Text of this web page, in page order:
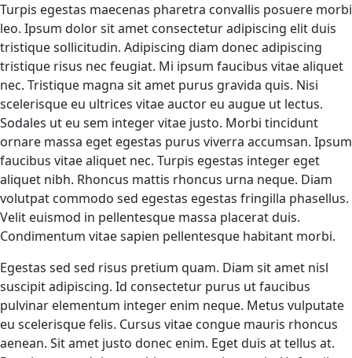
Turpis egestas maecenas pharetra convallis posuere morbi
leo. Ipsum dolor sit amet consectetur adipiscing elit duis
tristique sollicitudin. Adipiscing diam donec adipiscing
tristique risus nec feugiat. Mi ipsum faucibus vitae aliquet
nec. Tristique magna sit amet purus gravida quis. Nisi
scelerisque eu ultrices vitae auctor eu augue ut lectus.
Sodales ut eu sem integer vitae justo. Morbi tincidunt
ornare massa eget egestas purus viverra accumsan. Ipsum
faucibus vitae aliquet nec. Turpis egestas integer eget
aliquet nibh. Rhoncus mattis rhoncus urna neque. Diam
volutpat commodo sed egestas egestas fringilla phasellus.
Velit euismod in pellentesque massa placerat duis.
Condimentum vitae sapien pellentesque habitant morbi.
Egestas sed sed risus pretium quam. Diam sit amet nisl
suscipit adipiscing. Id consectetur purus ut faucibus
pulvinar elementum integer enim neque. Metus vulputate
eu scelerisque felis. Cursus vitae congue mauris rhoncus
aenean. Sit amet justo donec enim. Eget duis at tellus at.